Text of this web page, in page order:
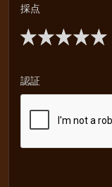
採点
認証